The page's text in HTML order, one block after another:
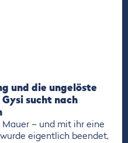
und die ungelöste
sucht nach
– und mit ihr eine
eigentlich beendet,